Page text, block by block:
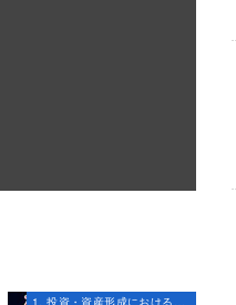
1. 投資・資産形成におけるマインドセット